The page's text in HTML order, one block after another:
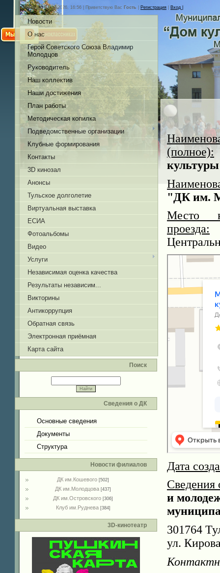
Пятница, 07.08.2026, 16:56 | Приветствую Вас Гость Регистрация Вход |
Новости
О нас
Герой Советского Союза Владимир
Молодцов
Руководитель
Наш коллектив
Наши достижения
План работы
Методическая копилка
Подведомственные организации
Клубные формирования
Контакты
3D кинозал
Анонсы
Тульское долголетие
Виртуальная выставка
ЕСИА
Фотоальбомы
Видео
Услуги
Независимая оценка качества
Результаты независим...
Викторины
Антикоррупция
Обратная связь
Электронная приёмная
Карта сайта
Поиск
Сведения о ДК
Основные сведения
Документы
Структура
Новости филиалов
ДК им.Кошевого [502]
ДК им.Молодцова [437]
ДК им.Островского [306]
Клуб им.Руднева [384]
3D-кинотеатр
(полное):
"ДК им.
Место
проезда:
Дата
Сведения
и
301764
ул.